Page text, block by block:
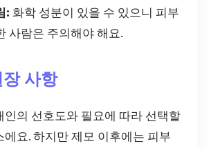
: 화학 성분이 있을 수 있으니 피부
사람은 주의해야 해요.
사항
인의 선호도와 필요에 따라 선택할
에요. 하지만 제모 이후에는 피부